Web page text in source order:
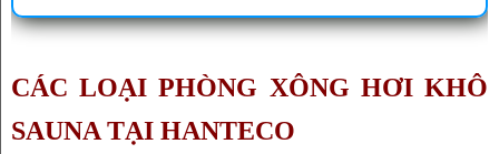
CÁC LOẠI PHÒNG XÔNG HƠI KHÔ
SAUNA TẠI HANTECO